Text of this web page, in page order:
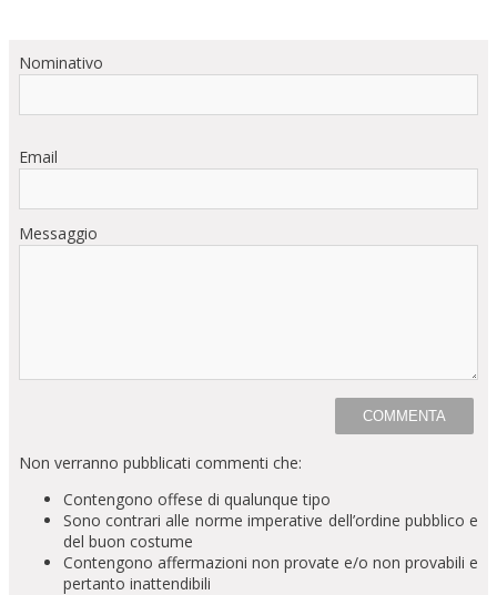
Nominativo
Email
Messaggio
Non verranno pubblicati commenti che:
Contengono offese di qualunque tipo
Sono contrari alle norme imperative dell’ordine pubblico e
del buon costume
Contengono affermazioni non provate e/o non provabili e
pertanto inattendibili